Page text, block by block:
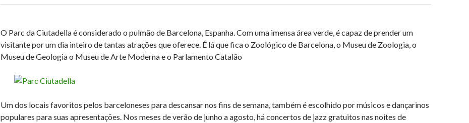
O Parc da Ciutadella é considerado o pulmão de Barcelona, Espanha. Com uma imensa área verde, é capaz de prender um
visitante por um dia inteiro de tantas atrações que oferece. É lá que fica o Zoológico de Barcelona, o Museu de Zoologia, o
Museu de Geologia o Museu de Arte Moderna e o Parlamento Catalão
Um dos locais favoritos pelos barceloneses para descansar nos fins de semana, também é escolhido por músicos e dançarinos
populares para suas apresentações. Nos meses de verão de junho a agosto, há concertos de jazz gratuitos nas noites de